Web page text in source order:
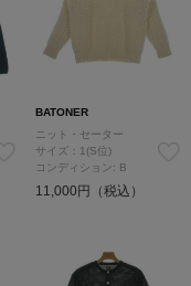
BATONER
ニット・セーター
サイズ：1(S位)
コンディション: B
11,000円（税込）